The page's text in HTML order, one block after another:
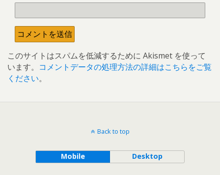
このサイトはスパムを低減するために Akismet を使って
います。 コメントデータの処理方法の詳細はこちらをご覧
ください。
Back to top
Mobile Desktop